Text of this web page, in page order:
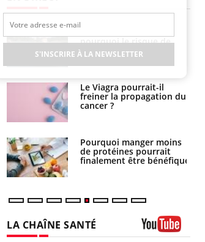
pourquoi le risque de
noyade grimpe-t-il ?
Le Viagra pourrait-il
freiner la propagation du
cancer ?
Pourquoi manger moins
de protéines pourrait
finalement être bénéfique
S'INSCRIRE À LA NEWSLETTER